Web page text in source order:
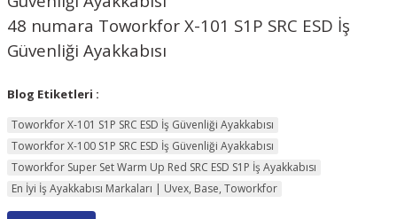
48 numara Toworkfor X-101 S1P SRC ESD İş
Güvenliği Ayakkabısı
Blog Etiketleri :
Toworkfor X-101 S1P SRC ESD İş Güvenliği Ayakkabısı
Toworkfor X-100 S1P SRC ESD İş Güvenliği Ayakkabısı
Toworkfor Super Set Warm Up Red SRC ESD S1P İş Ayakkabısı
En İyi İş Ayakkabısı Markaları | Uvex, Base, Toworkfor